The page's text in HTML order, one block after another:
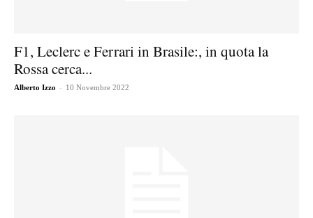
F1, Leclerc e Ferrari in Brasile:, in quota la
Rossa cerca...
Alberto Izzo - 10 Novembre 2022